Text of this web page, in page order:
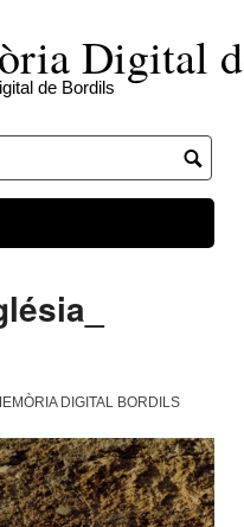
Digital
de Bordils
DIGITAL BORDILS